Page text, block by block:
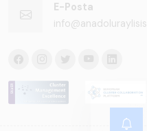
E-Posta